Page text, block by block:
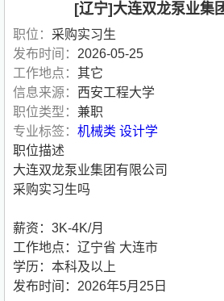
[辽宁]大连双龙泵业集
职位： 采购实习生
发布时间： 2026-05-25
工作地点： 其它
信息来源： 西安工程大学
职位类型： 兼职
专业标签： 机械类 设计学
职位描述
大连双龙泵业集团有限公司
采购实习生吗
薪资：3K-4K/月
工作地点：辽宁省 大连市
学历：本科及以上
发布时间：2026年5月25日